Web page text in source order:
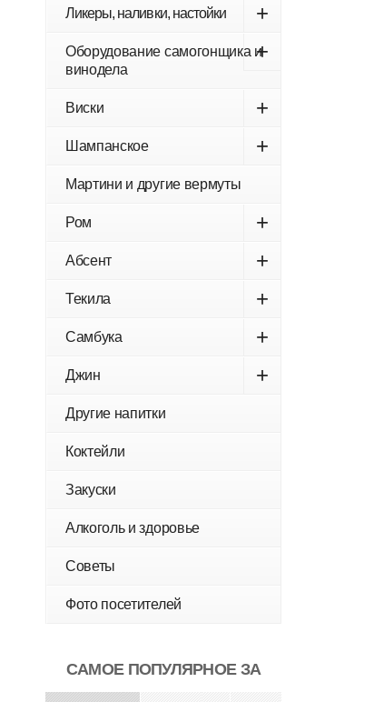
Ликеры, наливки, настойки +
Оборудование самогонщика и
винодела
+
Виски +
Шампанское +
Мартини и другие вермуты
Ром +
Абсент +
Текила +
Самбука +
Джин +
Другие напитки
Коктейли
Закуски
Алкоголь и здоровье
Советы
Фото посетителей
САМОЕ ПОПУЛЯРНОЕ ЗА